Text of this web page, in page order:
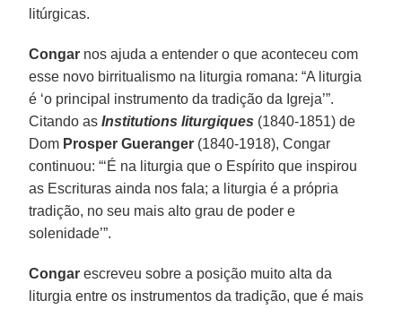
litúrgicas.
Congar nos ajuda a entender o que aconteceu com
esse novo birritualismo na liturgia romana: “A liturgia
é ‘o principal instrumento da tradição da Igreja’”.
Citando asInstitutions liturgiques (1840-1851) de
Dom Prosper Gueranger (1840-1918), Congar
continuou: “‘É na liturgia que o Espírito que inspirou
as Escrituras ainda nos fala; a liturgia é a própria
tradição, no seu mais alto grau de poder e
solenidade’”.
Congar escreveu sobre a posição muito alta da
liturgia entre os instrumentos da tradição, que é mais